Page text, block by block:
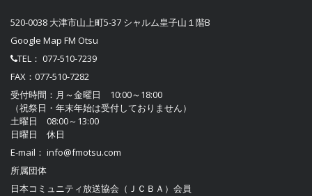
520-0038 大津市山上町5-37 シャルム皇子山１階B
Google Map FM Otsu
TEL： 077-510-7239
FAX：077-510-7282
受付時間：月～金曜日 10:00～18:00
（祝祭日・年末年始は受付しておりません）
土曜日 08:00～13:00
日曜日 休日
E-mail： info@fmotsu.com
所属団体
日本コミュニティ放送協会（ＪＣＢＡ） 会員